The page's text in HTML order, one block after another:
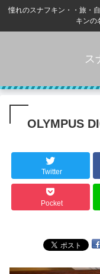
憧れのスナフキン・・旅・
キンの
ス
OLYMPUS
Twitter
Pocket